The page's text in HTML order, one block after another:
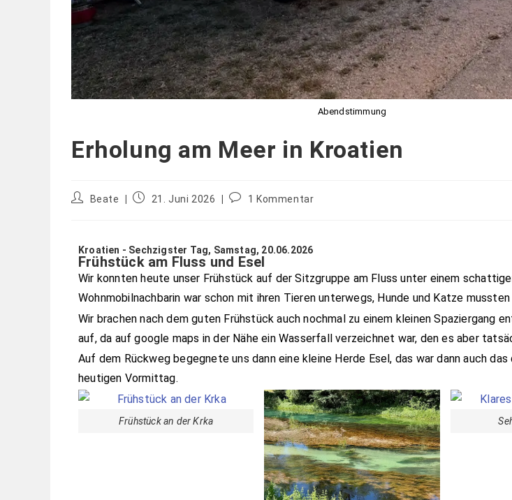
Abendstimmung
Erholung am Meer in Kroatien
Beate 21. Juni 2026 1 Kommentar
Kroatien - Sechzigster Tag, Samstag, 20.06.2026
Frühstück am Fluss und Esel
Wir konnten heute unser Frühstück auf der Sitzgruppe am Fluss unter einem
Wohnmobilnachbarin war schon mit ihren Tieren unterwegs, Hunde und Katze
Wir brachen nach dem guten Frühstück auch nochmal zu einem kleinen Spaziergang
auf, da auf google maps in der Nähe ein Wasserfall verzeichnet war, den es aber
Auf dem Rückweg begegnete uns dann eine kleine Herde Esel, das war dann auch das
heutigen Vormittag.
Frühstück an der Krka